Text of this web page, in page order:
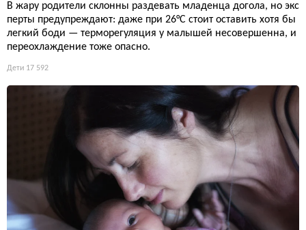
В жару родители склонны раздевать младенца догола, но экс
перты предупреждают: даже при 26°C стоит оставить хотя бы
легкий боди — терморегуляция у малышей несовершенна, и
переохлаждение тоже опасно.
Дети 17 592